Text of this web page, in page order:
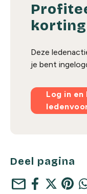
korting
Deze
je bent
Log in
Deel pagina
mail